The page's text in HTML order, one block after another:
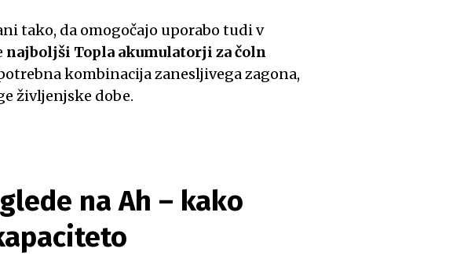
tako, da omogočajo uporabo tudi v
najboljši Topla akumulatorji za čoln
kombinacija zanesljivega zagona,
življenjske dobe.
na Ah – kako